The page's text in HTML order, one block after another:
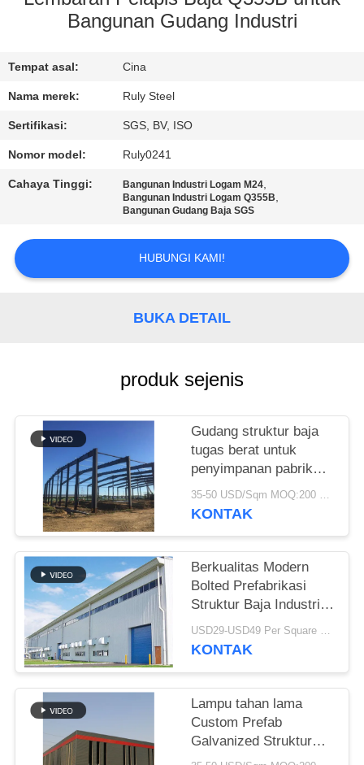
TUR
PABRIK
KONTROL
KAMI
KESALAHAN
BLOG
SITEMAP
PRIVACY
POLICY
Bangunan Gudang Industri
Tempat asal: Cina
Nama merek: Ruly Steel
Sertifikasi: SGS, BV, ISO
Nomor model: Ruly0241
Cahaya Tinggi: Bangunan Industri Logam M24,
Bangunan Industri Logam Q355B,
Bangunan Gudang Baja SGS
HUBUNGI KAMI!
BUKA DETAIL
produk sejenis
Gudang struktur baja
tugas berat untuk
penyimpanan pabrik
semen
35-50 USD/Sqm MOQ:200 meter persegi
KONTAK
Berkualitas Modern
Bolted Prefabrikasi
Struktur Baja Industri
Gudang Untuk Pabrik
USD29-USD49 Per Square Meter MOQ:200 meter persegi
KONTAK
Lampu tahan lama
Custom Prefab
Galvanized Struktur
Baja Gudang Untuk